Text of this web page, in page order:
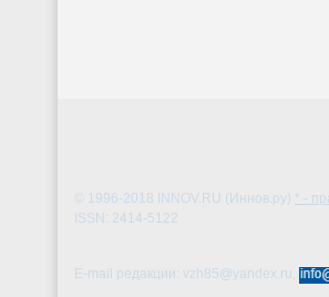
© 1996-2018 INNOV.RU (Иннов.ру) * -
ISSN: 2414-5122
E-mail редакции: vzh85@yandex.ru,